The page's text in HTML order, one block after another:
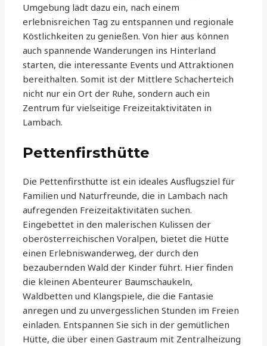
Umgebung lädt dazu ein, nach einem
erlebnisreichen Tag zu entspannen und regionale
Köstlichkeiten zu genießen. Von hier aus können
auch spannende Wanderungen ins Hinterland
starten, die interessante Events und Attraktionen
bereithalten. Somit ist der Mittlere Schacherteich
nicht nur ein Ort der Ruhe, sondern auch ein
Zentrum für vielseitige Freizeitaktivitäten in
Lambach.
Pettenfirsthütte
Die Pettenfirsthütte ist ein ideales Ausflugsziel für
Familien und Naturfreunde, die in Lambach nach
aufregenden Freizeitaktivitäten suchen.
Eingebettet in den malerischen Kulissen der
oberösterreichischen Voralpen, bietet die Hütte
einen Erlebniswanderweg, der durch den
bezaubernden Wald der Kinder führt. Hier finden
die kleinen Abenteurer Baumschaukeln,
Waldbetten und Klangspiele, die die Fantasie
anregen und zu unvergesslichen Stunden im Freien
einladen. Entspannen Sie sich in der gemütlichen
Hütte, die über einen Gastraum mit Zentralheizung